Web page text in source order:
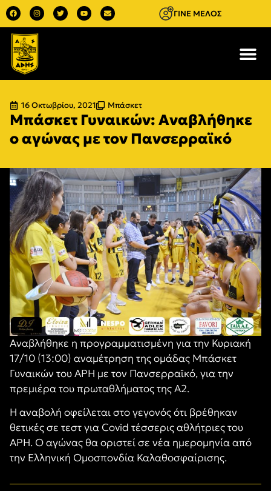
ΓΙΝΕ ΜΕΛΟΣ
16 Οκτωβρίου, 2021 Μπάσκετ
Μπάσκετ Γυναικών: Αναβλήθηκε
ο αγώνας με τον Πανσερραϊκό
Αναβλήθηκε η προγραμματισμένη για την Κυριακή
17/10 (13:00) αναμέτρηση της ομάδας Μπάσκετ
Γυναικών του ΑΡΗ με τον Πανσερραϊκό, για την
πρεμιέρα του πρωταθλήματος της Α2.
Η αναβολή οφείλεται στο γεγονός ότι βρέθηκαν
θετικές σε τεστ για Covid τέσσερις αθλήτριες του
ΑΡΗ. Ο αγώνας θα οριστεί σε νέα ημερομηνία από
την Ελληνική Ομοσπονδία Καλαθοσφαίρισης.